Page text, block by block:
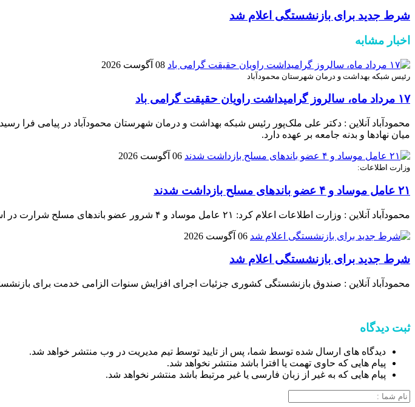
شرط جدید برای بازنشستگی اعلام شد
اخبار مشابه
08 آگوست 2026
رئیس شبکه بهداشت و درمان شهرستان محمودآباد
۱۷ مرداد ماه، سالروز گرامیداشت راویان حقیقت گرامی باد
محمودآباد آنلاین : دکتر علی ملک‌پور رئیس شبکه بهداشت و درمان شهرستان محمودآباد در پیامی فرا
میان نهادها و بدنه جامعه بر عهده دارد.
06 آگوست 2026
وزارت اطلاعات:
۲۱ عامل موساد و ۴ عضو باند‌های مسلح بازداشت شدند
محمودآباد آنلاین : وزارت اطلاعات اعلام کرد: ۲۱ عامل موساد و ۴ شرور عضو باند‌های مسلح شرارت در استان کرمان شناسایی و بازداشت شدند.
06 آگوست 2026
شرط جدید برای بازنشستگی اعلام شد
محمودآباد آنلاین : صندوق بازنشستگی کشوری جزئیات اجرای افزایش سنوات الزامی خدمت برای
ثبت دیدگاه
دیدگاه های ارسال شده توسط شما، پس از تایید توسط تیم مدیریت در وب منتشر خواهد شد.
پیام هایی که حاوی تهمت یا افترا باشد منتشر نخواهد شد.
پیام هایی که به غیر از زبان فارسی یا غیر مرتبط باشد منتشر نخواهد شد.